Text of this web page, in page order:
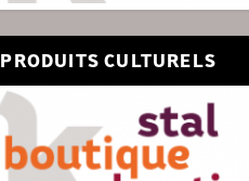
PRODUITS CULTURELS